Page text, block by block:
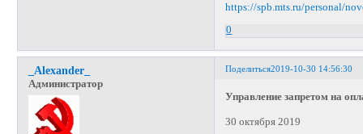
https://spb.mts.ru/personal/
0
Поделиться2019-10-30 14:56:30
_Alexander_
Администратор
Управление запретом на
30 октября 2019